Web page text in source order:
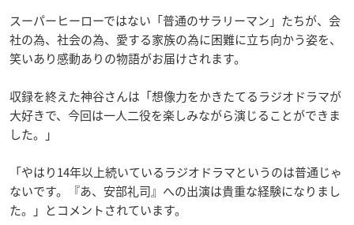
スーパーヒーローではない「普通のサラリーマン」たちが、会
社の為、社会の為、愛する家族の為に困難に立ち向かう姿を、
笑いあり感動ありの物語がお届けされます。
収録を終えた神谷さんは「想像力をかきたてるラジオドラマが
大好きで、今回は一人二役を楽しみながら演じることができま
した。」
「やはり14年以上続いているラジオドラマというのは普通じゃ
ないです。『あ、安部礼司』への出演は貴重な経験になりまし
た。」とコメントされています。